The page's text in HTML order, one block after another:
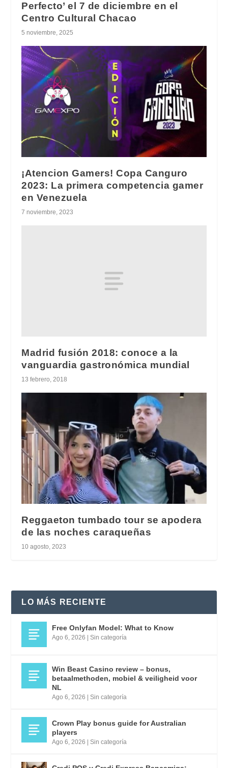
Perfecto’ el 7 de diciembre en el
Centro Cultural Chacao
5 noviembre, 2025
¡Atencion Gamers! Copa Canguro
2023: La primera competencia gamer
en Venezuela
7 noviembre, 2023
Madrid fusión 2018: conoce a la
vanguardia gastronómica mundial
13 febrero, 2018
Reggaeton tumbado tour se apodera
de las noches caraqueñas
10 agosto, 2023
LO MÁS RECIENTE
Free Onlyfan Model: What to Know
Ago 6, 2026 |Sin categoría
Win Beast Casino review – bonus,
betaalmethoden, mobiel & veiligheid voor
NL
Ago 6, 2026 |Sin categoría
Crown Play bonus guide for Australian
players
Ago 6, 2026 |Sin categoría